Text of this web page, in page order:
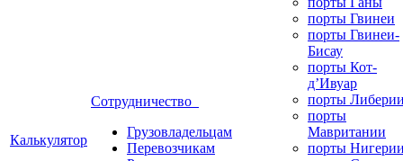
Калькулятор
Сотрудничество
Грузовладельцам
Перевозчикам
порты Гвинеи
порты Гвинеи-
Бисау
порты Кот-
д’Ивуар
порты
порты
Мавритании
порты